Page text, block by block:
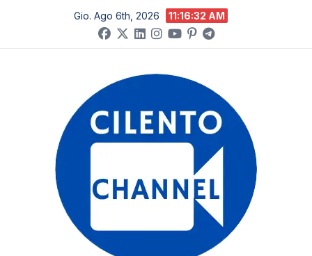
contenuto
Gio. Ago 6th, 2026 11:16:33 AM